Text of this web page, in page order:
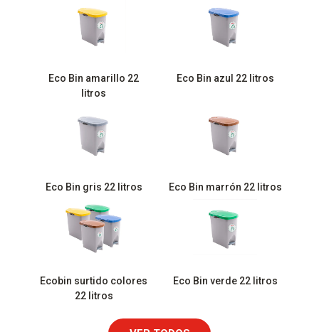
Eco Bin amarillo 22
litros
Eco Bin azul 22 litros
Eco Bin gris 22 litros Eco Bin marrón 22 litros
Ecobin surtido colores
22 litros
Eco Bin verde 22 litros